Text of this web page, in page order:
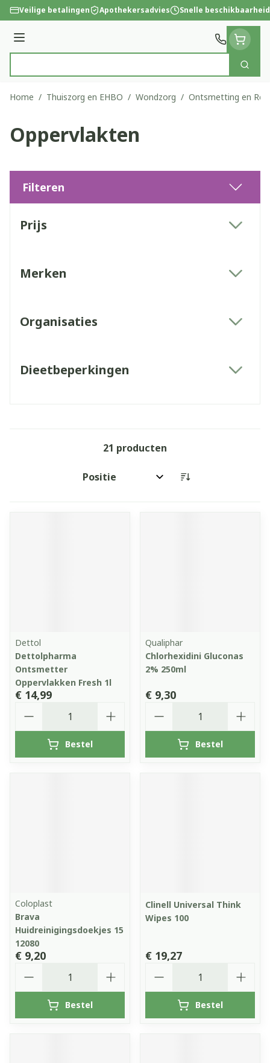
Ga naar de inhoud
Veilige betalingen Apothekersadvies Snelle beschikbaarheid
Menu
Zoek
Home / Thuiszorg en EHBO / Wondzorg / Ontsmetting en
Oppervlakten
Filteren
Prijs
Merken
Organisaties
Dieetbeperkingen
21 producten
Sorteer op:
Dettol
Dettolpharma
Ontsmetter
Oppervlakken Fresh 1l
€ 14,99
Bestel
Qualiphar
Chlorhexidini Gluconas
2% 250ml
€ 9,30
Bestel
Coloplast
Brava
Huidreinigingsdoekjes 15
12080
€ 9,20
Bestel
Clinell Universal Think
Wipes 100
€ 19,27
Bestel